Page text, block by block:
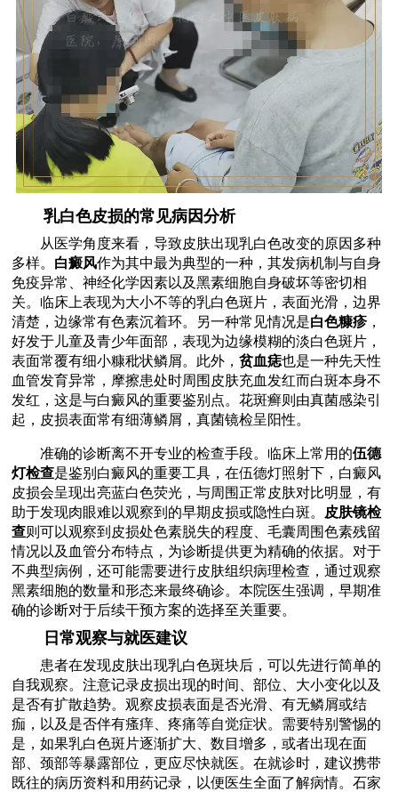
乳白色皮损的常见病因分析
从医学角度来看，导致皮肤出现乳白色改变的原因多种
多样。 白癜风作为其中最为典型的一种，其发病机制与自身
免疫异常、神经化学因素以及黑素细胞自身破坏等密切相
关。临床上表现为大小不等的乳白色斑片，表面光滑，边界
清楚，边缘常有色素沉着环。另一种常见情况是白色糠疹，
好发于儿童及青少年面部，表现为边缘模糊的淡白色斑片，
表面常覆有细小糠秕状鳞屑。此外，贫血痣也是一种先天性
血管发育异常，摩擦患处时周围皮肤充血发红而白斑本身不
发红，这是与白癜风的重要鉴别点。花斑癣则由真菌感染引
起，皮损表面常有细薄鳞屑，真菌镜检呈阳性。
准确的诊断离不开专业的检查手段。临床上常用的伍德
灯检查是鉴别白癜风的重要工具，在伍德灯照射下，白癜风
皮损会呈现出亮蓝白色荧光，与周围正常皮肤对比明显，有
助于发现肉眼难以观察到的早期皮损或隐性白斑。 皮肤镜检
查则可以观察到皮损处色素脱失的程度、毛囊周围色素残留
情况以及血管分布特点，为诊断提供更为精确的依据。对于
不典型病例，还可能需要进行皮肤组织病理检查，通过观察
黑素细胞的数量和形态来最终确诊。本院医生强调，早期准
确的诊断对于后续干预方案的选择至关重要。
日常观察与就医建议
患者在发现皮肤出现乳白色斑块后，可以先进行简单的
自我观察。注意记录皮损出现的时间、部位、大小变化以及
是否有扩散趋势。观察皮损表面是否光滑、有无鳞屑或结
痂，以及是否伴有瘙痒、疼痛等自觉症状。需要特别警惕的
是，如果乳白色斑片逐渐扩大、数目增多，或者出现在面
部、颈部等暴露部位，更应尽快就医。在就诊时，建议携带
既往的病历资料和用药记录，以便医生全面了解病情。石家